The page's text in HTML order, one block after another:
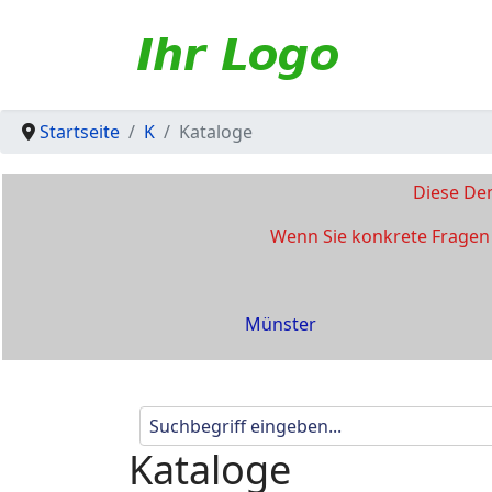
Startseite K Kataloge
Diese
Wenn Sie konkrete
Münster
Kataloge